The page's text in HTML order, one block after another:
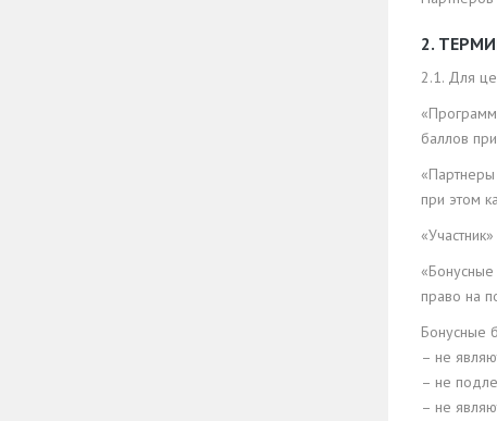
2.
2.1. Для
баллов
при этом
право на
Бонусные
– не
– не
– не